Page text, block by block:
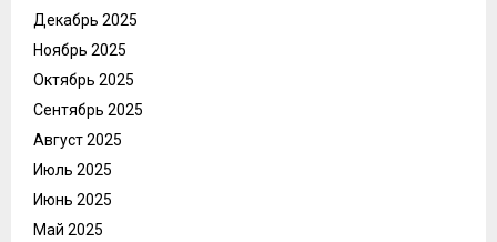
Декабрь 2025
Ноябрь 2025
Октябрь 2025
Сентябрь 2025
Август 2025
Июль 2025
Июнь 2025
Май 2025